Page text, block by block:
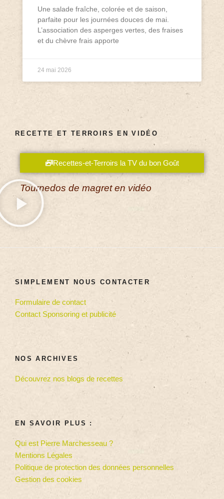
Une salade fraîche, colorée et de saison,
parfaite pour les journées douces de mai.
L’association des asperges vertes, des fraises
et du chèvre frais apporte
24 mai 2026
RECETTE ET TERROIRS EN VIDÉO
Recettes-et-Terroirs la TV du bon Goût
Tournedos de magret en vidéo
SIMPLEMENT NOUS CONTACTER
Formulaire de contact
Contact Sponsoring et publicité
NOS ARCHIVES
Découvrez nos blogs de recettes
EN SAVOIR PLUS :
Qui est Pierre Marchesseau ?
Mentions Légales
Politique de protection des données personnelles
Gestion des cookies